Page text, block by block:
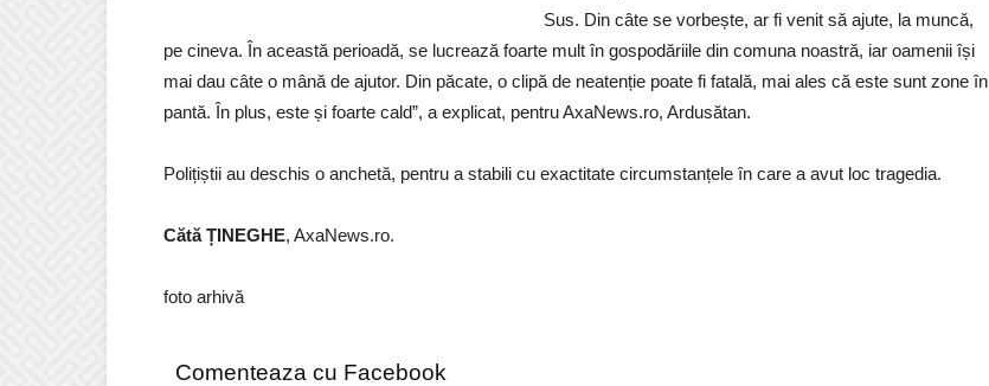
Sus. Din câte se vorbește, ar fi venit să ajute, la muncă,
pe cineva. În această perioadă, se lucrează foarte mult în gospodăriile din comuna noastră, iar oamenii își
mai dau câte o mână de ajutor. Din păcate, o clipă de neatenție poate fi fatală, mai ales că este sunt zone în
pantă. În plus, este și foarte cald”, a explicat, pentru AxaNews.ro, Ardusătan.
Polițiștii au deschis o anchetă, pentru a stabili cu exactitate circumstanțele în care a avut loc tragedia.
Cătă ȚINEGHE, AxaNews.ro.
foto arhivă
Comenteaza cu Facebook